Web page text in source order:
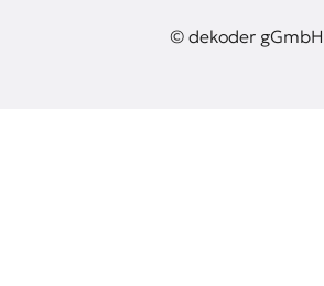
© dekoder gGmbH